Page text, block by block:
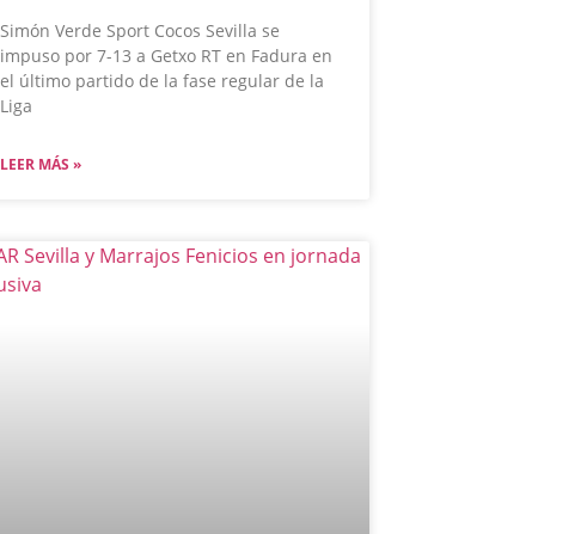
Simón Verde Sport Cocos Sevilla se
impuso por 7-13 a Getxo RT en Fadura en
el último partido de la fase regular de la
Liga
LEER MÁS »